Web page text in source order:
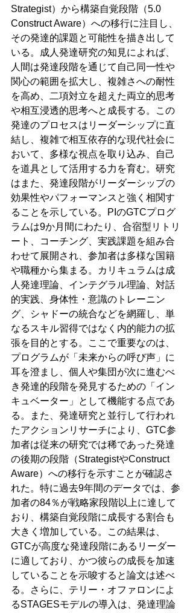
Strategist）から構築自覚段階（5.0
Construct Aware）への移行に注目し、
その発達的課題と可能性を描き出して
いる。成人発達研究の知見によれば、
人間は発達段階を通じて自己同一性や
関心の範囲を拡大し、複雑さへの耐性
を高め、二項対立を超えた両立的思考
や相互浸透的思考へと成長する。この
発達のプロセスはリーダーシップに直
結し、複雑で相互依存的な現代社会に
おいて、多様な視点を取り込み、自己
を道具として活用する力を育む。研究
はまた、発達段階がリーダーシップの
効果性やパフォーマンスと強く相関す
ることを示している。PIのGTCプログ
ラムは9か月間にわたり、合宿型リトリ
ート、コーチング、実践課題を組み合
わせて展開され、参加者は多様な国籍
や職種から集まる。カリキュラムは成
人発達理論、インテグラル理論、対話
的実践、身体性・意識のトレーニン
グ、シャドーの統合などを網羅し、単
なるスキル習得ではなく内的能力の拡
張を目的とする。ここで重要なのは、
プログラムが「未来からの呼び声」に
耳を澄まし、個人や集団が次に進むべ
き発達的段階を発見するための「イン
キュベーター」として機能する点であ
る。また、発達研究と並行して行われ
たアクションリサーチにより、GTC参
加者は従来の研究では稀であった発達
の後期の段階（StrategistやConstruct
Aware）への移行を示すことが確認さ
れた。特に過去9年間のデータでは、参
加者の84％が戦略家段階以上に達して
おり、構築自覚段階に成長する割合も
大きく増加している。この結果は、
GTCが高度な発達段階にあるリーダー
に適しており、かつ彼らの成長を加速
していることを示唆すると論文は述べ
る。さらに、テリー・オファロンによ
るSTAGESモデルの導入は、発達理論